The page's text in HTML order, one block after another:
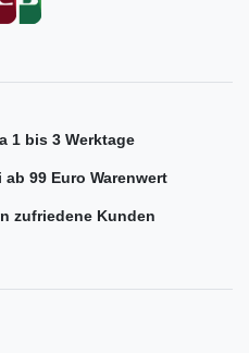
1 bis 3 Werktage
99 Euro Warenwert
zufriedene Kunden